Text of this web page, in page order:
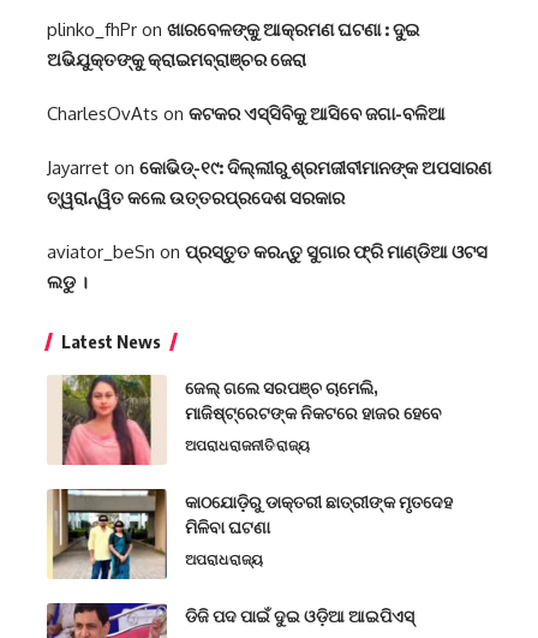
plinko_fhPr on ଖାରବେଳଙ୍କୁ ଆକ୍ରମଣ ଘଟଣା : ଦୁଇ
ଅଭିଯୁକ୍ତଙ୍କୁ କ୍ରାଇମବ୍ରାଞ୍ଚର ଜେରା
CharlesOvAts on କଟକର ଏସ୍‌ସିବିକୁ ଆସିବେ ଜଗା-ବଳିଆ
Jayarret on କୋଭିଡ୍-୧୯: ଦିଲ୍ଲୀରୁ ଶ୍ରମଜୀବୀମାନଙ୍କ ଅପସାରଣ
ତ୍ୱରାନ୍ୱିତ କଲେ ଉତ୍ତରପ୍ରଦେଶ ସରକାର
aviator_beSn on ପ୍ରସ୍ତୁତ କରନ୍ତୁ ସୁଗାର ଫ୍ରି ମାଣ୍ଡିଆ ଓଟସ
ଲଡୁ ।
Latest News
ଜେଲ୍ ଗଲେ ସରପଞ୍ଚ ଚାମେଲି,
ମାଜିଷ୍ଟ୍ରେଟଙ୍କ ନିକଟରେ ହାଜର ହେବେ
ଅପରାଧରାଜନୀତିରାଜ୍ୟ
କାଠଯୋଡ଼ିରୁ ଡାକ୍ତରୀ ଛାତ୍ରୀଙ୍କ ମୃତଦେହ
ମିଳିବା ଘଟଣା
ଅପରାଧରାଜ୍ୟ
ଡିଜି ପଦ ପାଇଁ ଦୁଇ ଓଡ଼ିଆ ଆଇପିଏସ୍